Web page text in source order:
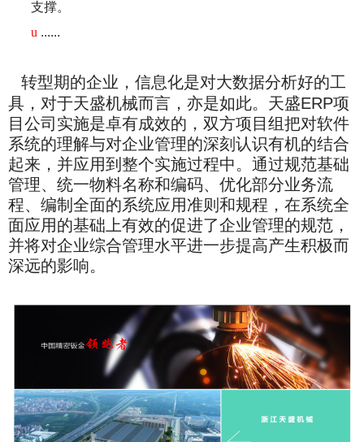
支撑。
u ......
转型期的企业，信息化是对大数据分析好的工
具，对于天盛机械而言，亦是如此。天盛ERP项
目公司实施是卓有成效的，双方项目组把对软件
系统的理解与对企业管理的深刻认识有机的结合
起来，并应用到整个实施过程中。通过规范基础
管理、统一物料名称和编码、优化部分业务流
程、编制全面的系统应用准则和规程，在系统全
面应用的基础上有效的促进了企业管理的规范，
并将对企业综合管理水平进一步提高产生积极而
深远的影响。